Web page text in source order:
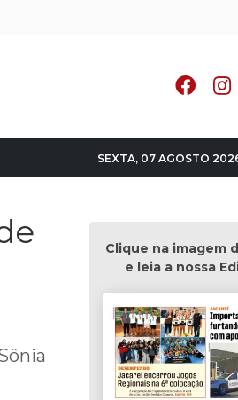
SEXTA, 07 AGOSTO
Clique na imagem
e leia a nossa